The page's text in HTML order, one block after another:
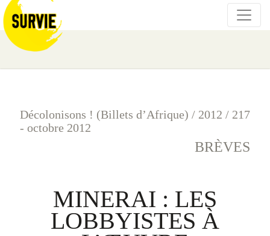
Décolonisons ! (Billets d’Afrique) / 2012 / 217
- octobre 2012
BRÈVES
MINERAI : LES
LOBBYISTES À